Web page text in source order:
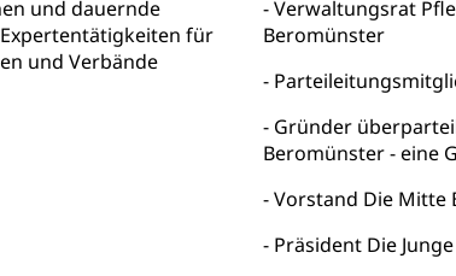
und dauernde
für
und Verbände
Verwaltungsrat
Beromünster
Gründer
Beromünster - eine
Vorstand Die Mitte
Präsident Die
Im Kanton Luzern (unilu) Religion
Schulsport, Spitzensport, Breitensport, Jugend und
Offene Sporthallen
Wildtiere, Veterinärmedizin, Tiermedizin, Tierarzt,
Hobbytierhaltung und Bienen Veterinärdienst
Testament, Erbrecht, Erbschaft, Todesschein,